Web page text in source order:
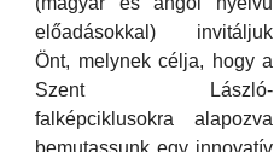
előadásokkal) invitáljuk
Önt, melynek célja, hogy a
Szent László-
falképciklusokra alapozva
bemutassunk egy innovatív